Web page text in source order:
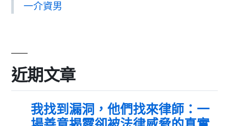
一介資男
近期文章
我找到漏洞，他們找來律師：一